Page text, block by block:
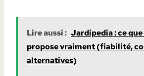
Lire aussi : Jardipedia : ce
propose vraiment (fiabilité,
alternatives)